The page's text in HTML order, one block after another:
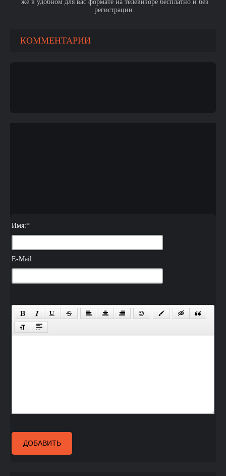
же в удобном для вас формате на телевизоре бесплатно и без
регистрации.
КОММЕНТАРИИ
Имя:*
E-Mail:
ДОБАВИТЬ